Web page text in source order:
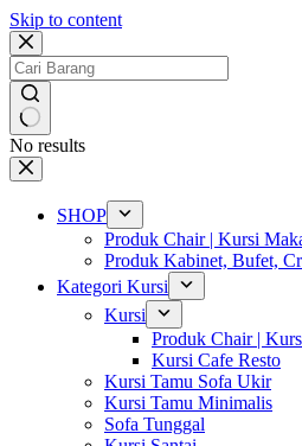
Skip to content
No results
SHOP
Produk Chair | Kursi
Produk Kabinet, Bufet,
Kategori Kursi
Kursi
Produk Chair |
Kursi Cafe Resto
Kursi Tamu Sofa Ukir
Kursi Tamu Minimalis
Sofa Tunggal